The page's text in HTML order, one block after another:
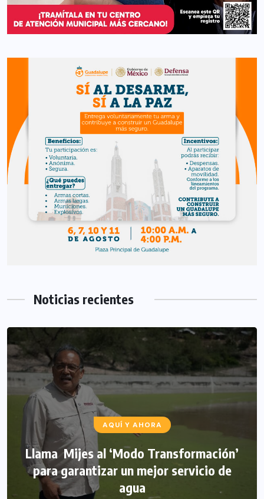
Noticias recientes
AQUÍ Y AHORA
Llama Mijes al ‘Modo Transformación’
para garantizar un mejor servicio de
agua